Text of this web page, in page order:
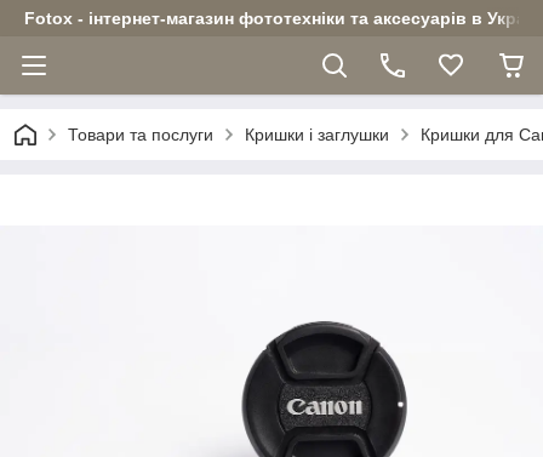
Fotox - інтернет-магазин фототехніки та аксесуарів в
Товари та послуги Кришки і заглушки Кришки для